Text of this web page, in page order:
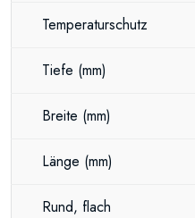
Temperaturschutz
Tiefe (mm)
Breite (mm)
Länge (mm)
Rund, flach